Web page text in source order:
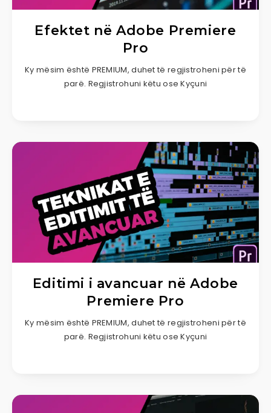
Efektet në Adobe Premiere
Pro
Ky mësim është PREMIUM, duhet të regjistroheni për të
parë. Regjistrohuni këtu ose Kyçuni
Editimi i avancuar në Adobe
Premiere Pro
Ky mësim është PREMIUM, duhet të regjistroheni për të
parë. Regjistrohuni këtu ose Kyçuni